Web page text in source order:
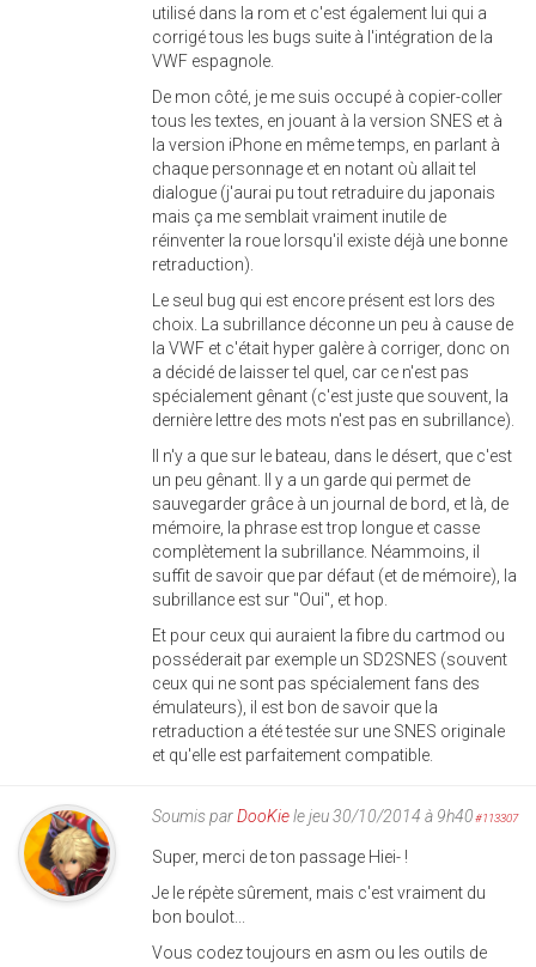
utilisé dans la rom et c'est également lui qui a
corrigé tous les bugs suite à l'intégration de la
VWF espagnole.
De mon côté, je me suis occupé à copier-coller
tous les textes, en jouant à la version SNES et à
la version iPhone en même temps, en parlant à
chaque personnage et en notant où allait tel
dialogue (j'aurai pu tout retraduire du japonais
mais ça me semblait vraiment inutile de
réinventer la roue lorsqu'il existe déjà une bonne
retraduction).
Le seul bug qui est encore présent est lors des
choix. La subrillance déconne un peu à cause de
la VWF et c'était hyper galère à corriger, donc on
a décidé de laisser tel quel, car ce n'est pas
spécialement gênant (c'est juste que souvent, la
dernière lettre des mots n'est pas en subrillance).
Il n'y a que sur le bateau, dans le désert, que c'est
un peu gênant. Il y a un garde qui permet de
sauvegarder grâce à un journal de bord, et là, de
mémoire, la phrase est trop longue et casse
complètement la subrillance. Néammoins, il
suffit de savoir que par défaut (et de mémoire), la
subrillance est sur "Oui", et hop.
Et pour ceux qui auraient la fibre du cartmod ou
posséderait par exemple un SD2SNES (souvent
ceux qui ne sont pas spécialement fans des
émulateurs), il est bon de savoir que la
retraduction a été testée sur une SNES originale
et qu'elle est parfaitement compatible.
Soumis parDooKiele jeu 30/10/2014 à 9h40#113307
Super, merci de ton passage Hiei- !
Je le répète sûrement, mais c'est vraiment du
bon boulot...
Vous codez toujours en asm ou les outils de